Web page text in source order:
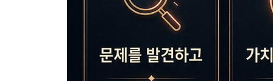
11장. 실전 사례로 보는 계약 장면의 차이
1절. 학원 상담에서 등록으로 이어진 대화
3절. 피티 상담에서 재등록을 만든 대화
4절. 실패한 상담을 되살린 수정 장면